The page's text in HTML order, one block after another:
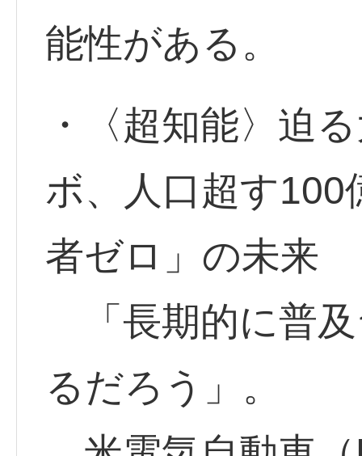
能性がある。
・〈超知能〉迫
ボ、人口超す
者ゼロ」の未来
「長期的に普及
るだろう」。